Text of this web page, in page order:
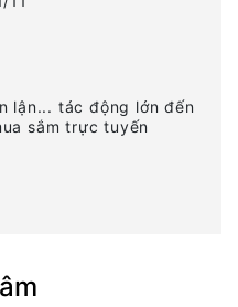
lận... tác động lớn đến
sắm trực tuyến